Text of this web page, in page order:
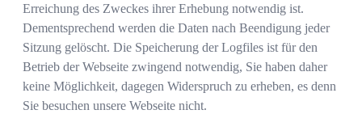
Erreichung des Zweckes ihrer Erhebung notwendig ist.
Dementsprechend werden die Daten nach Beendigung jeder
Sitzung gelöscht. Die Speicherung der Logfiles ist für den
Betrieb der Webseite zwingend notwendig, Sie haben daher
keine Möglichkeit, dagegen Widerspruch zu erheben, es denn
Sie besuchen unsere Webseite nicht.